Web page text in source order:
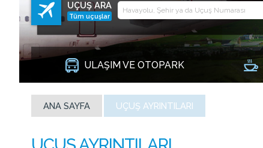
UÇUŞ ARA
Tüm uçuşlar
ULAŞIM VE OTOPARK
ANA SAYFA UÇUŞ AYRINTILARI